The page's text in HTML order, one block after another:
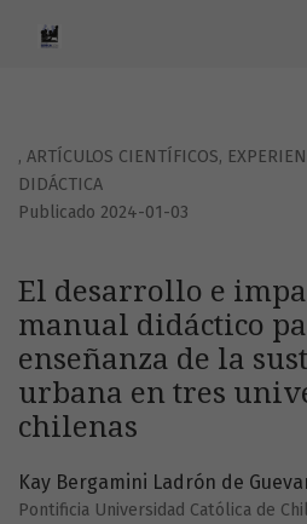
, ARTÍCULOS CIENTÍFICOS,
DIDÁCTICA
El desarrollo e
manual didáctico
enseñanza de la
urbana en tres
chilenas
Publicado 2024-01-03
Kay Bergamini Ladrón de
Pontificia Universidad Católica de